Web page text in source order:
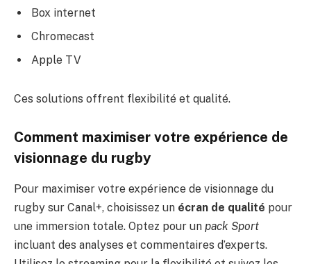
Box internet
Chromecast
Apple TV
Ces solutions offrent flexibilité et qualité.
Comment maximiser votre expérience de
visionnage du rugby
Pour maximiser votre expérience de visionnage du
rugby sur Canal+, choisissez un écran de qualité pour
une immersion totale. Optez pour un pack Sport
incluant des analyses et commentaires d’experts.